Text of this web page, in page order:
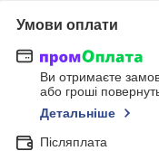
Умови оплати
Ви отримаєте
або гроші
Детальніше
Післяплата